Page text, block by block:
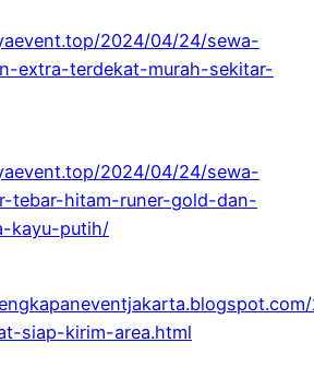
2024/04/24/sewa-
extra-terdekat-murah-sekitar-
2024/04/24/sewa-
tebar-hitam-runer-gold-dan-
kayu-putih/
siap-kirim-area.html